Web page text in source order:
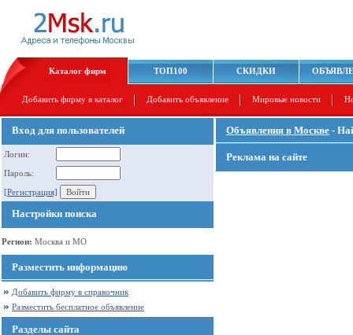
Каталог фирм ТОП100 СКИДКИ
Добавить фирму в каталог Добавить объявление Мировые новости
Вход для пользователей
Логин:
Пароль:
[Регистрация]
Настройки поиска
Регион: Москва и МО
Разместить информацию
Добавить фирму в справочник
Разместить бесплатное объявление
Разделы сайта
Объявления в Москве -
Реклама на сайте